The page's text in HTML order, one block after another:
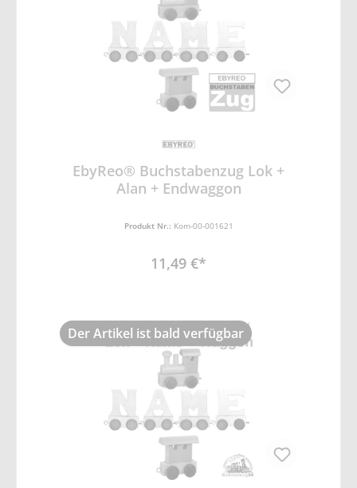
EbyReo® Buchstabenzug Lok +
Alan + Endwaggon
Produkt Nr.: Kom-00-001621
11,49 €*
Der Artikel ist bald verfügbar